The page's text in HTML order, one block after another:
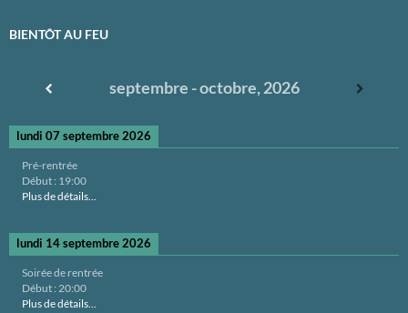
BIENTÔT AU FEU
septembre - octobre, 2026
lundi 07 septembre 2026
Pré-rentrée
Début : 19:00
Plus de détails...
lundi 14 septembre 2026
Soirée de rentrée
Début : 20:00
Plus de détails...